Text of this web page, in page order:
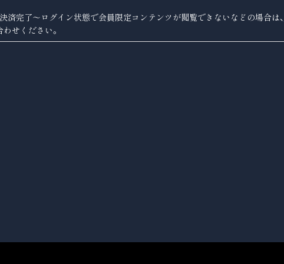
決済完了〜ログイン状態で会員限定コンテンツが閲覧できないなどの場合は、
わせください。